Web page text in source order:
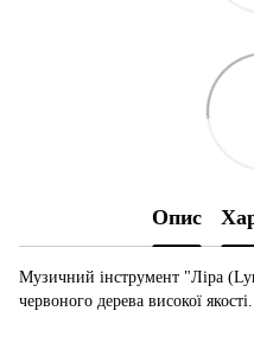
Опис
Музичний інструмент "Ліра
червоного дерева високої якості.